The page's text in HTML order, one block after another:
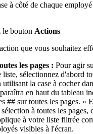
à côté de chaque
le bouton Actions
que vous souhaitez
les pages : Pour agir
liste, sélectionnez d'abord
utilisant la case à cocher
en haut du tableau
## sur toutes les pages. »
à toutes les pages,
à votre liste filtrée
visibles à l'écran.